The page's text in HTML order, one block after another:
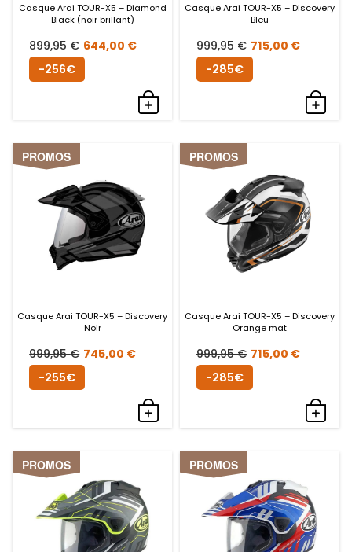
Casque Arai TOUR-X5 – Diamond
Black (noir brillant)
899,95€ Le
prix
644,00 €Le
actuel
est :
-256€
Casque Arai TOUR-X5 – Discovery
Bleu
999,95€ Le
prix
715,00 €Le
actuel
est :
-285€
PROMOS
Casque Arai TOUR-X5 – Discovery
Noir
999,95€ Le
prix
745,00 €Le
actuel
est :
-255€
PROMOS
Casque Arai TOUR-X5 – Discovery
Orange mat
999,95€ Le
prix
715,00 €Le
actuel
est :
-285€
PROMOS PROMOS